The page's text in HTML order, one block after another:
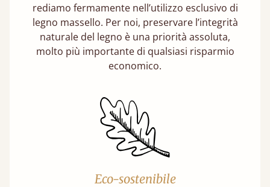
rediamo fermamente nell’utilizzo esclusivo di
legno massello. Per noi, preservare l’integrità
naturale del legno è una priorità assoluta,
molto più importante di qualsiasi risparmio
economico.
Eco-sostenibile